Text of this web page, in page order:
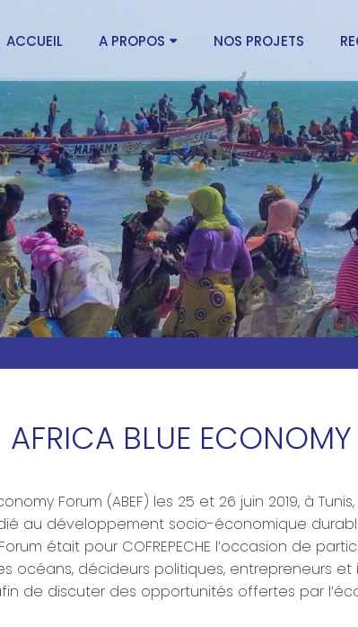
ACCUEIL A PROPOS NOS PROJETS
AFRICA BLUE
Forum (ABEF) les 25 et 26 juin 2019, à
au développement socio-économique
était pour COFREPECHE l’occasion de
océans, décideurs politiques, entrepreneurs
de discuter des opportunités offertes par